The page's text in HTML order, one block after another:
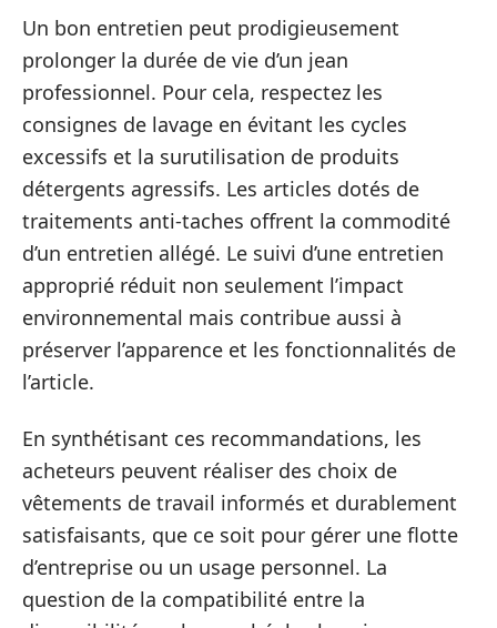
Un bon entretien peut prodigieusement
prolonger la durée de vie d’un jean
professionnel. Pour cela, respectez les
consignes de lavage en évitant les cycles
excessifs et la surutilisation de produits
détergents agressifs. Les articles dotés de
traitements anti-taches offrent la commodité
d’un entretien allégé. Le suivi d’une entretien
approprié réduit non seulement l’impact
environnemental mais contribue aussi à
préserver l’apparence et les fonctionnalités de
l’article.
En synthétisant ces recommandations, les
acheteurs peuvent réaliser des choix de
vêtements de travail informés et durablement
satisfaisants, que ce soit pour gérer une flotte
d’entreprise ou un usage personnel. La
question de la compatibilité entre la